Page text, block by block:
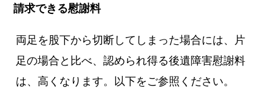
請求できる慰謝料
両足を股下から切断してしまった場合には、片
足の場合と比べ、認められ得る後遺障害慰謝料
は、高くなります。以下をご参照ください。